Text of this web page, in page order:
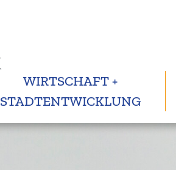
WIRTSCHAFT +
STADTENTWICKLUNG